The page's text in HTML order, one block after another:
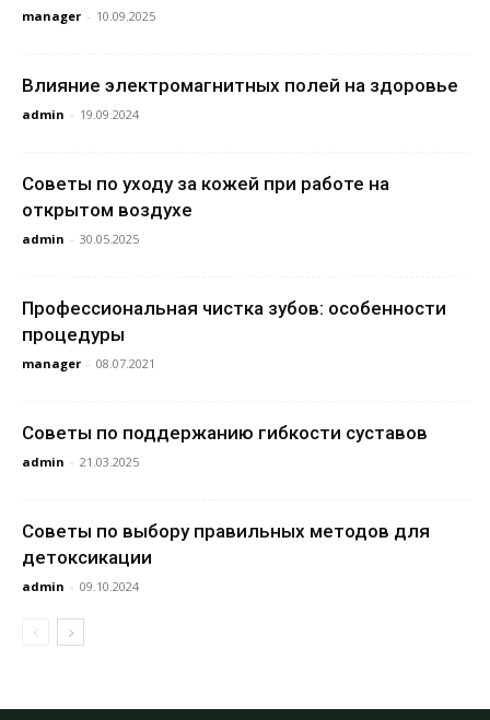
manager - 10.09.2025
Влияние электромагнитных полей на здоровье
admin - 19.09.2024
Советы по уходу за кожей при работе на
открытом воздухе
admin - 30.05.2025
Профессиональная чистка зубов: особенности
процедуры
manager - 08.07.2021
Советы по поддержанию гибкости суставов
admin - 21.03.2025
Советы по выбору правильных методов для
детоксикации
admin - 09.10.2024